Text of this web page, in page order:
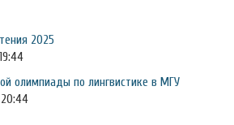
2025
олимпиады по лингвистике в МГУ